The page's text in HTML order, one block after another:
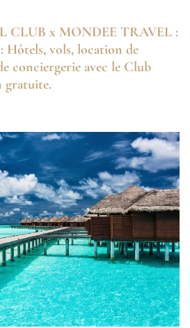
CLUB x MONDEE TRAVEL :
Hôtels, vols, location de
conciergerie avec le Club